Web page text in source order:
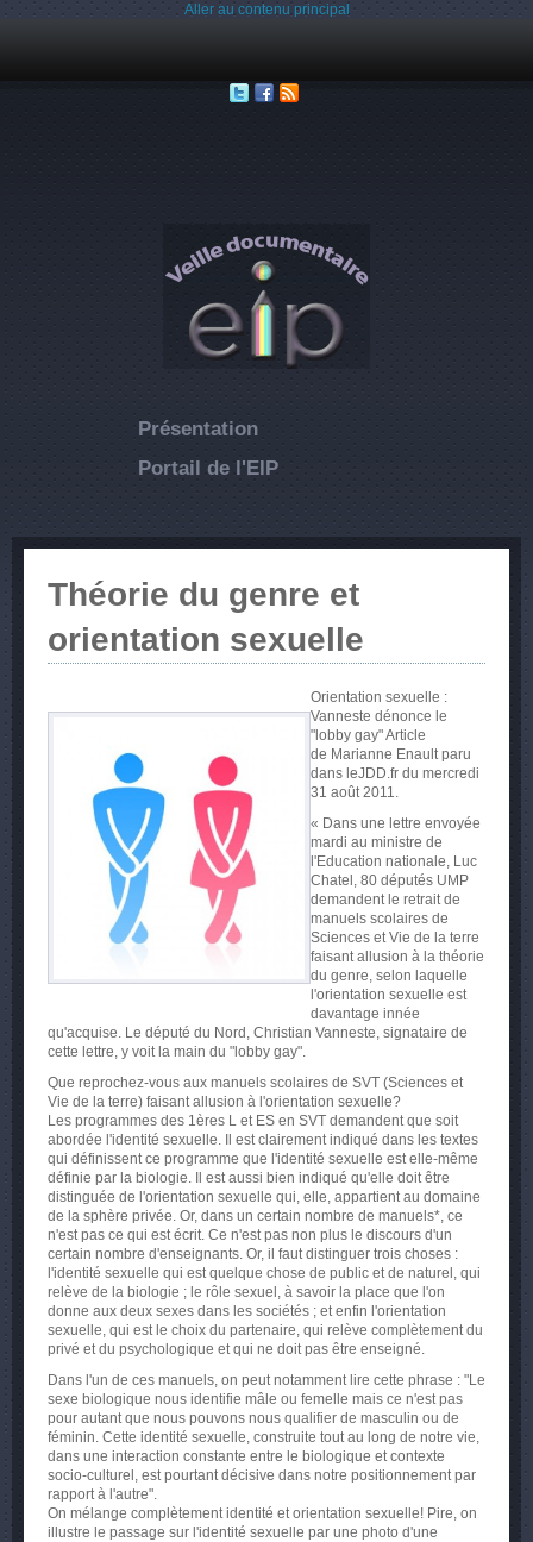
Aller au contenu principal
Présentation
Portail de l'EIP
Théorie du genre et
orientation sexuelle
Orientation sexuelle :
Vanneste dénonce le
"lobby gay" Article
de Marianne Enault paru
dans leJDD.fr du mercredi
31 août 2011.
« Dans une lettre envoyée
mardi au ministre de
l'Education nationale, Luc
Chatel, 80 députés UMP
demandent le retrait de
manuels scolaires de
Sciences et Vie de la terre
faisant allusion à la théorie
du genre, selon laquelle
l'orientation sexuelle est
davantage innée
qu'acquise. Le député du Nord, Christian Vanneste, signataire de
cette lettre, y voit la main du "lobby gay".
Que reprochez-vous aux manuels scolaires de SVT (Sciences et
Vie de la terre) faisant allusion à l'orientation sexuelle?
Les programmes des 1ères L et ES en SVT demandent que soit
abordée l'identité sexuelle. Il est clairement indiqué dans les textes
qui définissent ce programme que l'identité sexuelle est elle-même
définie par la biologie. Il est aussi bien indiqué qu'elle doit être
distinguée de l'orientation sexuelle qui, elle, appartient au domaine
de la sphère privée. Or, dans un certain nombre de manuels*, ce
n'est pas ce qui est écrit. Ce n'est pas non plus le discours d'un
certain nombre d'enseignants. Or, il faut distinguer trois choses :
l'identité sexuelle qui est quelque chose de public et de naturel, qui
relève de la biologie ; le rôle sexuel, à savoir la place que l'on
donne aux deux sexes dans les sociétés ; et enfin l'orientation
sexuelle, qui est le choix du partenaire, qui relève complètement du
privé et du psychologique et qui ne doit pas être enseigné.
Dans l'un de ces manuels, on peut notamment lire cette phrase : "Le
sexe biologique nous identifie mâle ou femelle mais ce n'est pas
pour autant que nous pouvons nous qualifier de masculin ou de
féminin. Cette identité sexuelle, construite tout au long de notre vie,
dans une interaction constante entre le biologique et contexte
socio-culturel, est pourtant décisive dans notre positionnement par
rapport à l'autre".
On mélange complètement identité et orientation sexuelle! Pire, on
illustre le passage sur l'identité sexuelle par une photo d'une